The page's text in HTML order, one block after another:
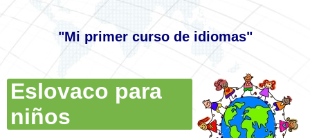
"Mi primer curso de idiomas"
Eslovaco para
niños